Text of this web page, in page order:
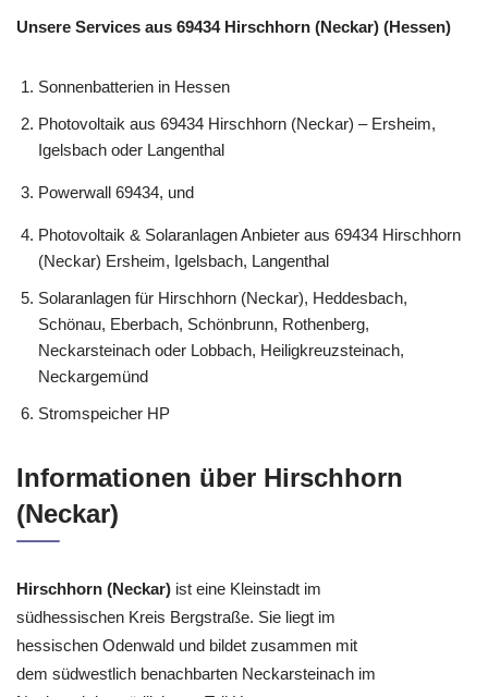
Unsere Services aus 69434 Hirschhorn (Neckar) (Hessen)
Sonnenbatterien in Hessen
Photovoltaik aus 69434 Hirschhorn (Neckar) – Ersheim,
Igelsbach oder Langenthal
Powerwall 69434, und
Photovoltaik & Solaranlagen Anbieter aus 69434 Hirschhorn
(Neckar) Ersheim, Igelsbach, Langenthal
Solaranlagen für Hirschhorn (Neckar), Heddesbach,
Schönau, Eberbach, Schönbrunn, Rothenberg,
Neckarsteinach oder Lobbach, Heiligkreuzsteinach,
Neckargemünd
Stromspeicher HP
Informationen über Hirschhorn
(Neckar)
Hirschhorn (Neckar) ist eine Kleinstadt im
südhessischen Kreis Bergstraße. Sie liegt im
hessischen Odenwald und bildet zusammen mit
dem südwestlich benachbarten Neckarsteinach im